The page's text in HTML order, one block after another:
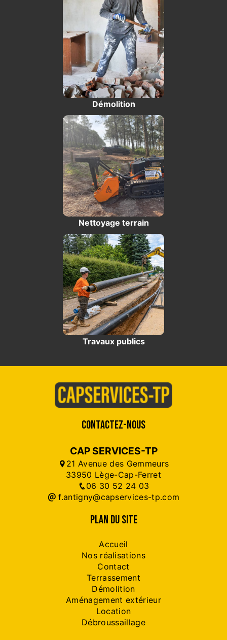
Démolition
Nettoyage terrain
Travaux publics
CONTACTEZ-NOUS
CAP SERVICES-TP
21 Avenue des Gemmeurs
33950 Lège-Cap-Ferret
06 30 52 24 03
f.antigny@capservices-tp.com
PLAN DU SITE
Accueil
Nos réalisations
Contact
Terrassement
Démolition
Aménagement extérieur
Location
Débroussaillage